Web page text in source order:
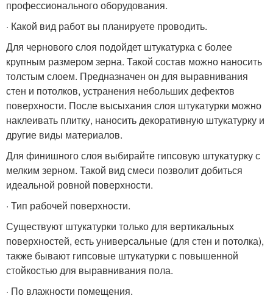
профессионального оборудования.
· Какой вид работ вы планируете проводить.
Для чернового слоя подойдет штукатурка с более
крупным размером зерна. Такой состав можно наносить
толстым слоем. Предназначен он для выравнивания
стен и потолков, устранения небольших дефектов
поверхности. После высыхания слоя штукатурки можно
наклеивать плитку, наносить декоративную штукатурку и
другие виды материалов.
Для финишного слоя выбирайте гипсовую штукатурку с
мелким зерном. Такой вид смеси позволит добиться
идеальной ровной поверхности.
· Тип рабочей поверхности.
Существуют штукатурки только для вертикальных
поверхностей, есть универсальные (для стен и потолка),
также бывают гипсовые штукатурки с повышенной
стойкостью для выравнивания пола.
· По влажности помещения.